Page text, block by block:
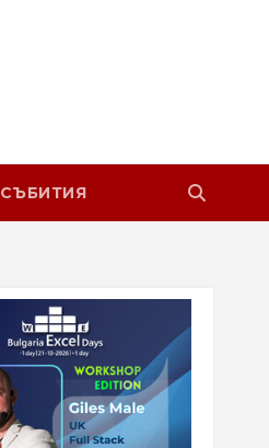
СЪБИТИЯ